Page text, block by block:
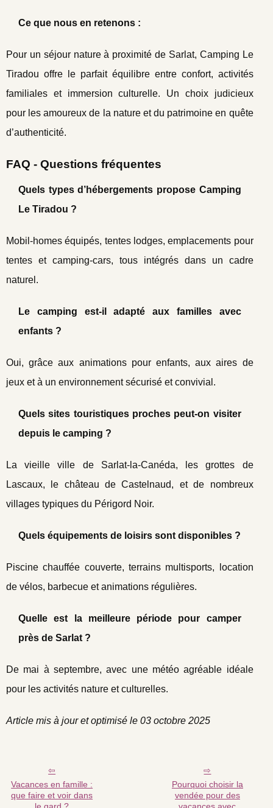
Ce que nous en retenons :
Pour un séjour nature à proximité de Sarlat, Camping Le
Tiradou offre le parfait équilibre entre confort, activités
familiales et immersion culturelle. Un choix judicieux
pour les amoureux de la nature et du patrimoine en quête
d’authenticité.
FAQ - Questions fréquentes
Quels types d’hébergements propose Camping
Le Tiradou ?
Mobil-homes équipés, tentes lodges, emplacements pour
tentes et camping-cars, tous intégrés dans un cadre
naturel.
Le camping est-il adapté aux familles avec
enfants ?
Oui, grâce aux animations pour enfants, aux aires de
jeux et à un environnement sécurisé et convivial.
Quels sites touristiques proches peut-on visiter
depuis le camping ?
La vieille ville de Sarlat-la-Canéda, les grottes de
Lascaux, le château de Castelnaud, et de nombreux
villages typiques du Périgord Noir.
Quels équipements de loisirs sont disponibles ?
Piscine chauffée couverte, terrains multisports, location
de vélos, barbecue et animations régulières.
Quelle est la meilleure période pour camper
près de Sarlat ?
De mai à septembre, avec une météo agréable idéale
pour les activités nature et culturelles.
Article mis à jour et optimisé le 03 octobre 2025
Vacances en famille :
que faire et voir dans
Pourquoi choisir la
vendée pour des